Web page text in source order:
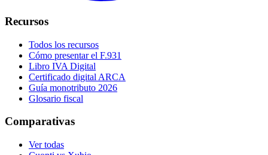
Recursos
Todos los recursos
Cómo presentar el F.931
Libro IVA Digital
Certificado digital ARCA
Guía monotributo 2026
Glosario fiscal
Comparativas
Ver todas